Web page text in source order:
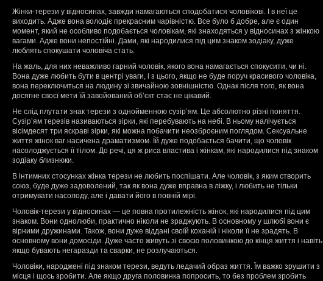
Жінки-терези у відносинах, завжди намагаються сподобатися чоловікові. І в неї це
виходить. Адже вона володіє прекрасним чарівністю. Все було б добре, але є один
момент, який не особливо подобається чоловікам, які знаходяться у відносинах з жінкою
вагами. Адже вони непостійні. Дами, які народилися під цим знаком зодіаку, дуже
люблять спокушати чоловіча стать.
На жаль, для них неважливо гарний чоловік, якого вона намагається спокусити, чи ні.
Вона дуже любить бути в центрі уваги, і з цього, якщо не буде поруч красивого чоловіка,
вона переключиться на людину зі звичайною зовнішністю. Однак після того, як вона
досягне своєї мети їй завойований об’єкт стає не цікавий.
Не слід плутати знак терези з однойменною сузір’ям. Це абсолютно різні поняття.
Сузір’ям терезів називаються зірки, які перебувають на небі. В ньому налічується
вісімдесят три яскраві зірки, які можна побачити неозброєним поглядом. Сексуальне
життя жінок ваг насичена драматизмом. Їй дуже подобається бачити, що чоловік
насолоджується її тілом. До речі, ця ж риса властива і жінкам, які народилися під знаком
зодіаку близнюки.
В інтимних стосунках жінка терези не любить поспішати. Але чоловік, з яким створить
союз, буде дуже задоволений, так як вона дуже вправна в ліжку, і любить не тільки
отримувати насолоду, але і давати його в повній мірі.
Чоловік-терези у відносинах — це повна протилежність жінок, які народилися під цим
знаком. Вони однолюби, практично ніколи не зраджують. В основному у шлюбі вони є
вірними дружинами. Також, вони дуже віддані своїй коханій і ніколи її не зрадять. В
основному вони домосіди. Дуже часто живуть зі своєю половинкою до кінця життя і навіть
якщо бувають негаразди та сварки, не розлучаються.
Чоловіки, народжені під знаком терези, ведуть ледачий образ життя. Їм важко зрушити з
місця і щось зробити. Але якщо друга половинка попросить, то без проблем зробить